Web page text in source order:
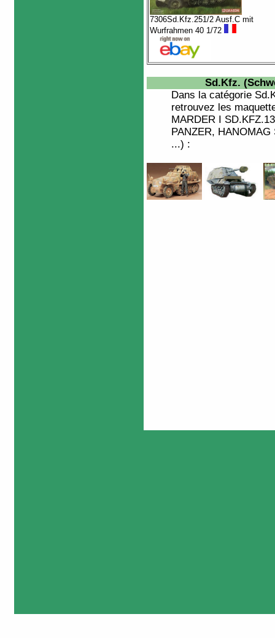
7306Sd.Kfz.251/2 Ausf.C mit
Wurfrahmen 40 1/72
Sd.Kfz.
Dans la catégorie
retrouvez les
MARDER I
PANZER,
...) :